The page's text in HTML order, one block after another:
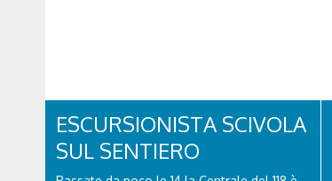
ESCURSIONISTA SCIVOLA
SUL SENTIERO